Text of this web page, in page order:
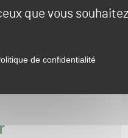
que vous souhaitez
de confidentialité
la